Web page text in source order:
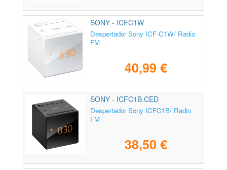
SONY - ICFC1W
Despertador Sony ICF-C1W/ Radio
FM
40,99 €
SONY - ICFC1B.CED
Despertador Sony ICFC1B/ Radio
FM
38,50 €